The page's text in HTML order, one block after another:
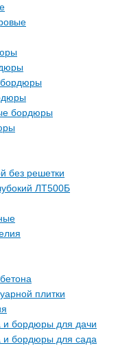
бордюры
без решетки
ЛТ500Б
плитки
и бордюры для дачи
и бордюры для сада